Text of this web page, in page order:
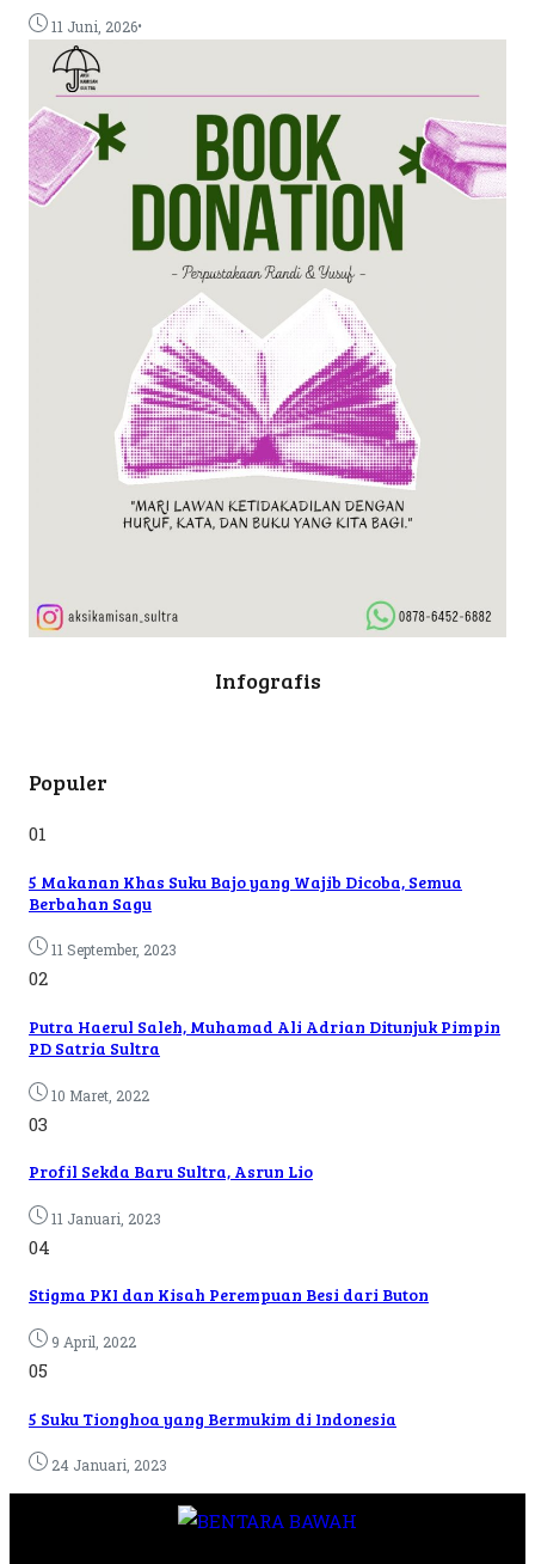
11 Juni, 2026•
Infografis
Populer
01
5 Makanan Khas Suku Bajo yang Wajib Dicoba, Semua
Berbahan Sagu
11 September, 2023
02
Putra Haerul Saleh, Muhamad Ali Adrian Ditunjuk Pimpin
PD Satria Sultra
10 Maret, 2022
03
Profil Sekda Baru Sultra, Asrun Lio
11 Januari, 2023
04
Stigma PKI dan Kisah Perempuan Besi dari Buton
9 April, 2022
05
5 Suku Tionghoa yang Bermukim di Indonesia
24 Januari, 2023